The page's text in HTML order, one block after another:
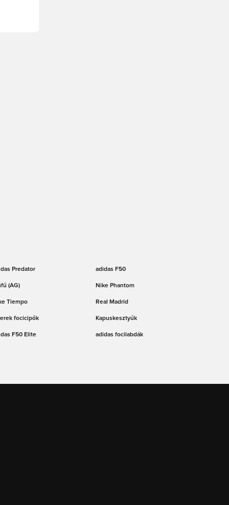
Predator adidas F50
(AG) Nike Phantom
Tiempo Real Madrid
focicipők Kapuskesztyűk
F50 Elite adidas focilabdák